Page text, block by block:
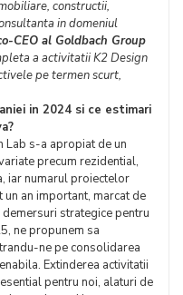
constructii,
in domeniul
CEO al Goldbach Group
a activitatii K2 Design
pe termen scurt,
in 2024 si ce estimari
Lab s-a apropiat de un
precum rezidential,
iar numarul proiectelor
an important, marcat de
strategice pentru
ne propunem sa
ne pe consolidarea
Extinderea activitatii
pentru noi, alaturi de